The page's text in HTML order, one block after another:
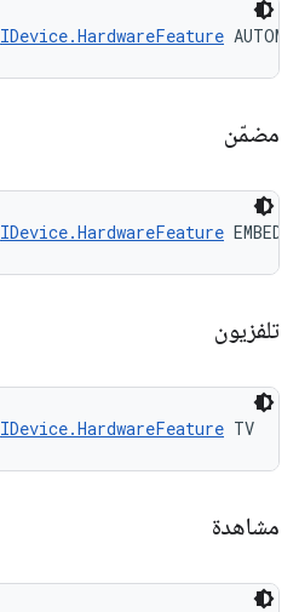
IDevice.HardwareFeature
مضمّن
IDevice.HardwareFeature
تلفزيون
IDevice.HardwareFeature TV
مشاهدة